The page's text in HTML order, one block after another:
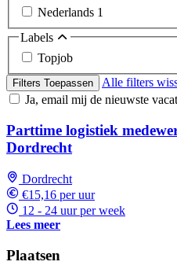
Nederlands 1
Labels
Topjob
Filters Toepassen
Alle filters
Ja, email mij de nieuwste
Parttime logistiek
Dordrecht
Dordrecht
€15,16 per uur
12 - 24 uur per week
Lees meer
Plaatsen